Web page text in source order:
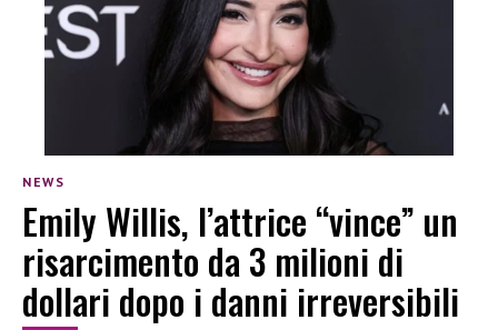
NEWS
Emily Willis, l’attrice “vince” un
risarcimento da 3 milioni di
dollari dopo i danni irreversibili